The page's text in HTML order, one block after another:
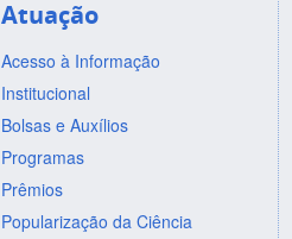
Atuação
Acesso à Informação
Institucional
Bolsas e Auxílios
Programas
Prêmios
Popularização da Ciência